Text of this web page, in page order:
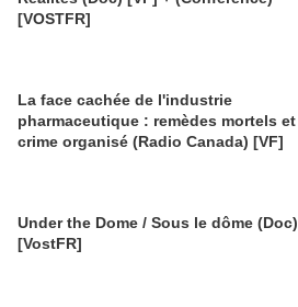
[VOSTFR]
La face cachée de l'industrie
pharmaceutique : remèdes mortels et
crime organisé (Radio Canada) [VF]
Under the Dome / Sous le dôme (Doc)
[VostFR]